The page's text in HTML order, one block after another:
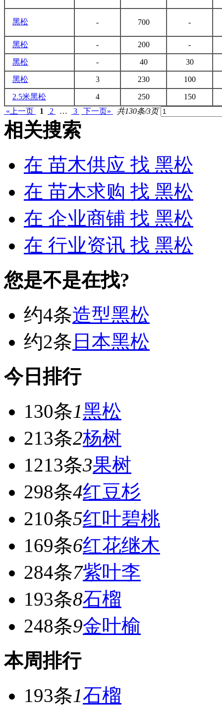
黑松 - 700 -
黑松 - 200 -
黑松 - 40 30
黑松 3 230 100
2.5米黑松 4 250
150
«上一页
1 2 … 3 下一页» 共130条/3页
相关搜索
在 苗木供应 找 黑松
在 苗木求购 找 黑松
在 企业商铺 找 黑松
在 行业资讯 找 黑松
您是不是在找?
约4条造型黑松
约2条 日本黑松
今日排行
130条1黑松
213条2杨树
1213条3果树
298条4红豆杉
210条5红叶碧桃
169条6红花继木
284条7紫叶李
193条8石榴
248条9金叶榆
本周排行
193条1石榴